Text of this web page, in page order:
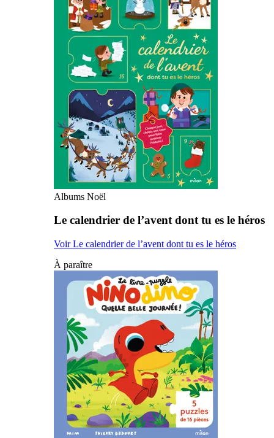
Albums Noël
Le calendrier de l’avent dont tu es le héros
Voir Le calendrier de l’avent dont tu es le héros
À paraître